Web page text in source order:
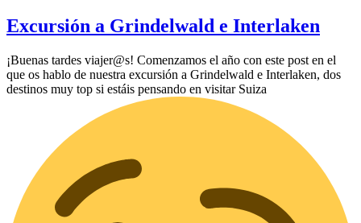
Excursión a Grindelwald e Interlaken
¡Buenas tardes viajer@s! Comenzamos el año con este post en el
que os hablo de nuestra excursión a Grindelwald e Interlaken, dos
destinos muy top si estáis pensando en visitar Suiza